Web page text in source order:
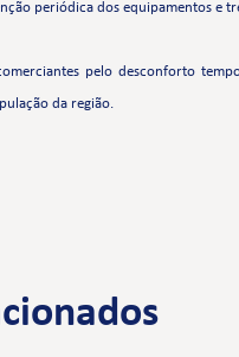
periódica dos equipamentos
pelo desconforto
da região.